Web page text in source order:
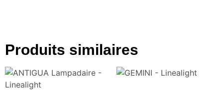
Produits similaires